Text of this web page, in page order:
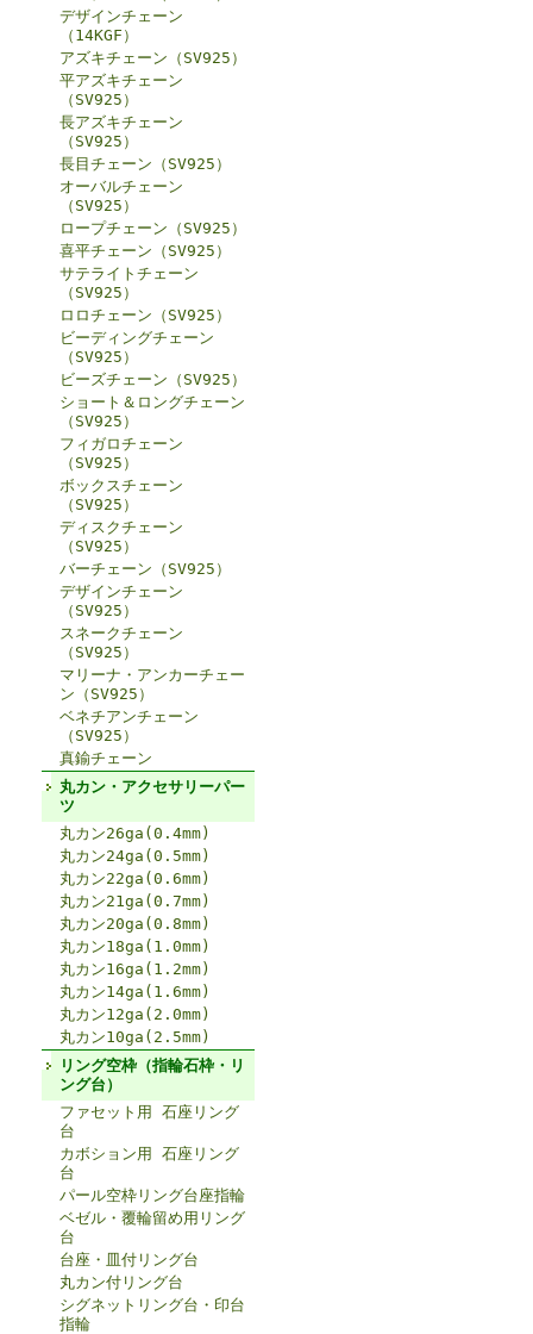
デザインチェーン
（14KGF）
アズキチェーン（SV925）
平アズキチェーン
（SV925）
長アズキチェーン
（SV925）
長目チェーン（SV925）
オーバルチェーン
（SV925）
ロープチェーン（SV925）
喜平チェーン（SV925）
サテライトチェーン
（SV925）
ロロチェーン（SV925）
ビーディングチェーン
（SV925）
ビーズチェーン（SV925）
ショート＆ロングチェーン
（SV925）
フィガロチェーン
（SV925）
ボックスチェーン
（SV925）
ディスクチェーン
（SV925）
バーチェーン（SV925）
デザインチェーン
（SV925）
スネークチェーン
（SV925）
マリーナ・アンカーチェー
ン（SV925）
ベネチアンチェーン
（SV925）
真鍮チェーン
丸カン・アクセサリーパー
ツ
丸カン26ga(0.4mm)
丸カン24ga(0.5mm)
丸カン22ga(0.6mm)
丸カン21ga(0.7mm)
丸カン20ga(0.8mm)
丸カン18ga(1.0mm)
丸カン16ga(1.2mm)
丸カン14ga(1.6mm)
丸カン12ga(2.0mm)
丸カン10ga(2.5mm)
リング空枠（指輪石枠・リ
ング台）
ファセット用 石座リング
台
カボション用 石座リング
台
パール空枠リング台座指輪
ベゼル・覆輪留め用リング
台
台座・皿付リング台
丸カン付リング台
シグネットリング台・印台
指輪